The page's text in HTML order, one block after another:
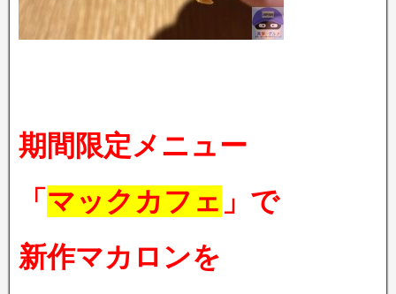
期間限定メニュー
「 マックカフェ 」で
新作マカロンを